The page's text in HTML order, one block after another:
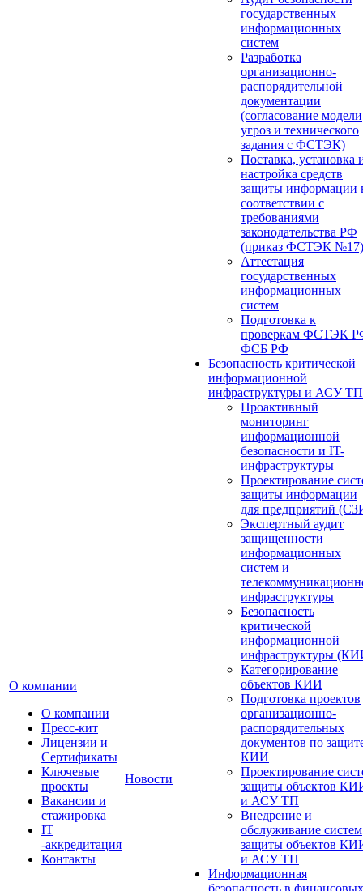
О компании
О компании
Пресс-кит
Лицензии и
Сертификаты
Ключевые
проекты
Вакансии и
стажировка
IT
-аккредитация
Контакты
Новости
государственных
информационных
систем
Разработка
организационно-
распорядительной
документации
(согласование модели
угроз и технического
задания с ФСТЭК)
Поставка, установка
настройка средств
защиты информации
соответствии с
требованиями
законодательства РФ
(приказ ФСТЭК №17)
Аттестация
государственных
информационных
систем
Подготовка к
проверкам ФСТЭК
ФСБ РФ
Безопасность критической
информационной
инфраструктуры и АСУ ТП
Проактивный
мониторинг
информационной
безопасности и IT-
инфраструктуры
Проектирование
защиты информации
для предприятий
Экспертный аудит
защищенности
информационных
систем и
инфраструктуры
Безопасность
критической
информационной
инфраструктуры
Категорирование
объектов КИИ
Подготовка проектов
организационно-
распорядительных
документов по
КИИ
Проектирование
защиты объектов
и АСУ ТП
Внедрение и
обслуживание систем
защиты объектов
и АСУ ТП
Информационная
безопасность в финансовых